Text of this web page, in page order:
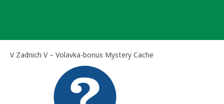
V Zadnich V – Volavka-bonus Mystery Cache